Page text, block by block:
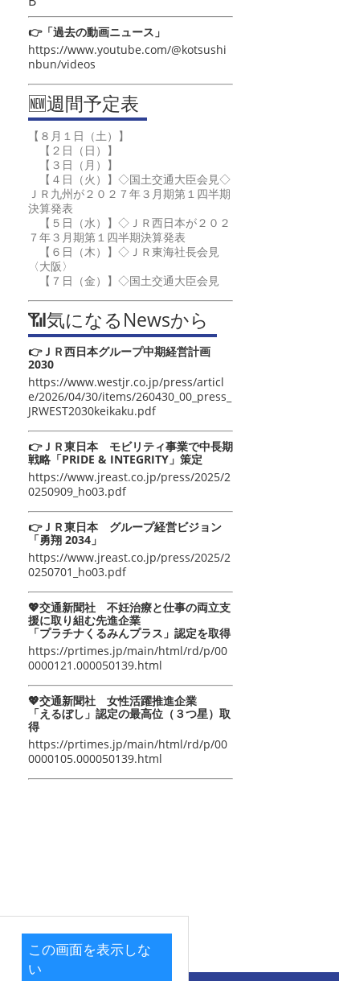
この画面を表示しな
い
👉「過去の動画ニュース」
https://www.youtube.com/@kotsushi
nbun/videos
🆕週間予定表
【８月１日（土）】
【２日（日）】
【３日（月）】
【４日（火）】◇国土交通大臣会見◇
ＪＲ九州が２０２７年３月期第１四半期
決算発表
【５日（水）】◇ＪＲ西日本が２０２
７年３月期第１四半期決算発表
【６日（木）】◇ＪＲ東海社長会見
〈大阪〉
【７日（金）】◇国土交通大臣会見
📶気になるNewsから
👉ＪＲ西日本グループ中期経営計画
2030
https://www.westjr.co.jp/press/articl
e/2026/04/30/items/260430_00_press_
JRWEST2030keikaku.pdf
👉ＪＲ東日本 モビリティ事業で中長期
戦略「PRIDE & INTEGRITY」策定
https://www.jreast.co.jp/press/2025/2
0250909_ho03.pdf
👉ＪＲ東日本 グループ経営ビジョン
「勇翔 2034」
https://www.jreast.co.jp/press/2025/2
0250701_ho03.pdf
💖交通新聞社 不妊治療と仕事の両立支
援に取り組む先進企業
「プラチナくるみんプラス」認定を取得
https://prtimes.jp/main/html/rd/p/00
0000121.000050139.html
💖交通新聞社 女性活躍推進企業
「えるぼし」認定の最高位（３つ星）取
得
https://prtimes.jp/main/html/rd/p/00
0000105.000050139.html